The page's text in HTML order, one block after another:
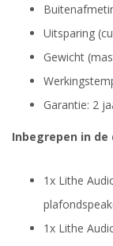
Uitsparing
Gewicht
Garantie: 2
Inbegrepen in de
1x Lithe
1x Lithe